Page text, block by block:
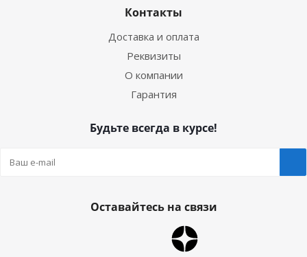
Контакты
Доставка и оплата
Реквизиты
О компании
Гарантия
Будьте всегда в курсе!
Оставайтесь на связи